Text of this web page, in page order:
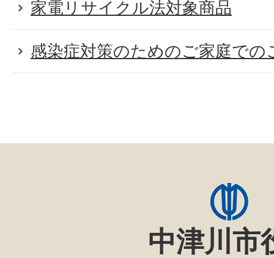
家電リサイクル法対象商品
感染症対策のためのご家庭での
中津川市